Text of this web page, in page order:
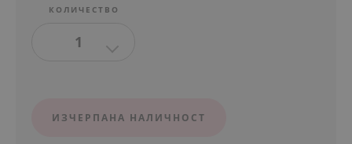
КОЛИЧЕСТВО
1
ИЗЧЕРПАНА НАЛИЧНОСТ